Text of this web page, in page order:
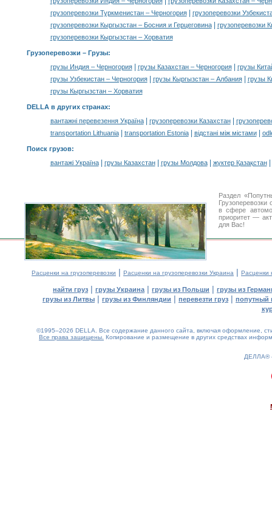
грузоперевозки Туркменистан – Черногория|
грузоперевозки
грузоперевозки Кыргызстан – Босния и Герцеговина|
грузоперевозки
грузоперевозки Кыргызстан – Хорватия
Грузоперевозки – Грузы:
грузы Индия – Черногория| грузы Казахстан – Черногория|
грузы
грузы Узбекистан – Черногория| грузы Кыргызстан – Албания|
грузы
грузы Кыргызстан – Хорватия
DELLA в других странах:
вантажні перевезення Україна| грузоперевозки Казахстан|
transportation Lithuania| transportation Estonia| відстані між містами|
Поиск грузов:
вантажі Україна| грузы Казахстан| грузы Молдова| жүктер Қазақстан|
Раздел
в сфере
приоритет —
для Вас!
Расценки на грузоперевозки | Расценки на грузоперевозки Украина | Расценки
найти груз | грузы Украина | грузы из Польши | грузы из
грузы из Литвы | грузы из Финляндии | перевезти груз | попутный
©1995–2026 DELLA. Все содержание данного сайта, включая оформление,
Все права защищены. Копирование и размещение в других средствах